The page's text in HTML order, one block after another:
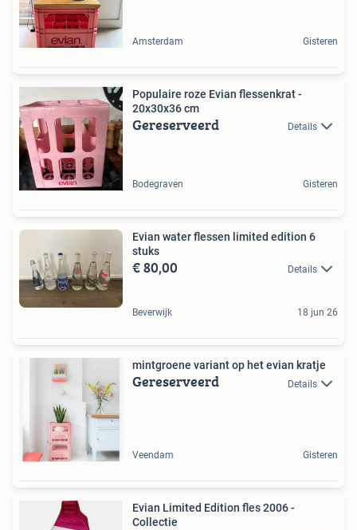
Amsterdam Gisteren
Populaire roze Evian flessenkrat -
20x30x36 cm
Gereserveerd Details
Bodegraven Gisteren
Evian water flessen limited edition 6
stuks
€ 80,00 Details
Beverwijk 18 jun 26
mintgroene variant op het evian kratje
Gereserveerd Details
Veendam Gisteren
Evian Limited Edition fles 2006 -
Collectie